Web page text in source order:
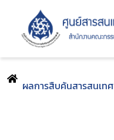
ผลการสืบค้นสารสนเทศ